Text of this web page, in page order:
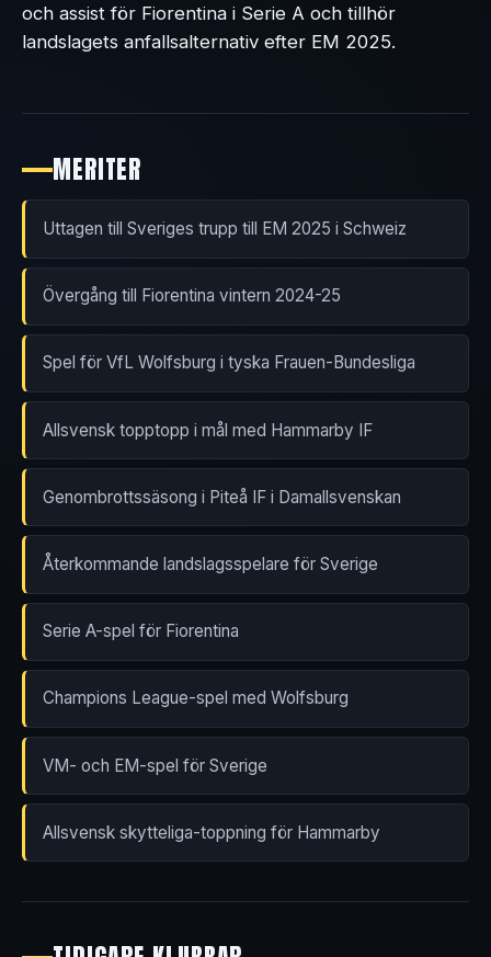
och assist för Fiorentina i Serie A och tillhör
landslagets anfallsalternativ efter EM 2025.
MERITER
Uttagen till Sveriges trupp till EM 2025 i Schweiz
Övergång till Fiorentina vintern 2024-25
Spel för VfL Wolfsburg i tyska Frauen-Bundesliga
Allsvensk topptopp i mål med Hammarby IF
Genombrottssäsong i Piteå IF i Damallsvenskan
Återkommande landslagsspelare för Sverige
Serie A-spel för Fiorentina
Champions League-spel med Wolfsburg
VM- och EM-spel för Sverige
Allsvensk skytteliga-toppning för Hammarby